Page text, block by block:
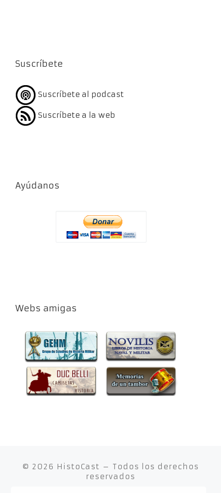
Suscríbete
Suscríbete al podcast
Suscríbete a la web
Ayúdanos
Webs amigas
© 2026 HistoCast – Todos los derechos
reservados